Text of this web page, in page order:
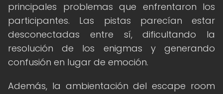
principales problemas que enfrentaron los
participantes. Las pistas parecían estar
desconectadas entre sí, dificultando la
resolución de los enigmas y generando
confusión en lugar de emoción.
Además, la ambientación del escape room